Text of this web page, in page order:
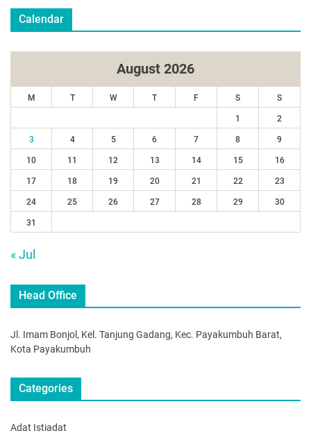
Calendar
August 2026
M T W T F S S
1 2
3 4 5 6 7 8 9
10 11 12 13 14 15 16
17 18 19 20 21 22 23
24 25 26 27 28 29 30
31
« Jul
Head Office
Jl. Imam Bonjol, Kel. Tanjung Gadang, Kec. Payakumbuh Barat,
Kota Payakumbuh
Categories
Adat Istiadat